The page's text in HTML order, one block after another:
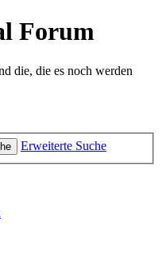
Forum
die, die es noch werden
Erweiterte Suche